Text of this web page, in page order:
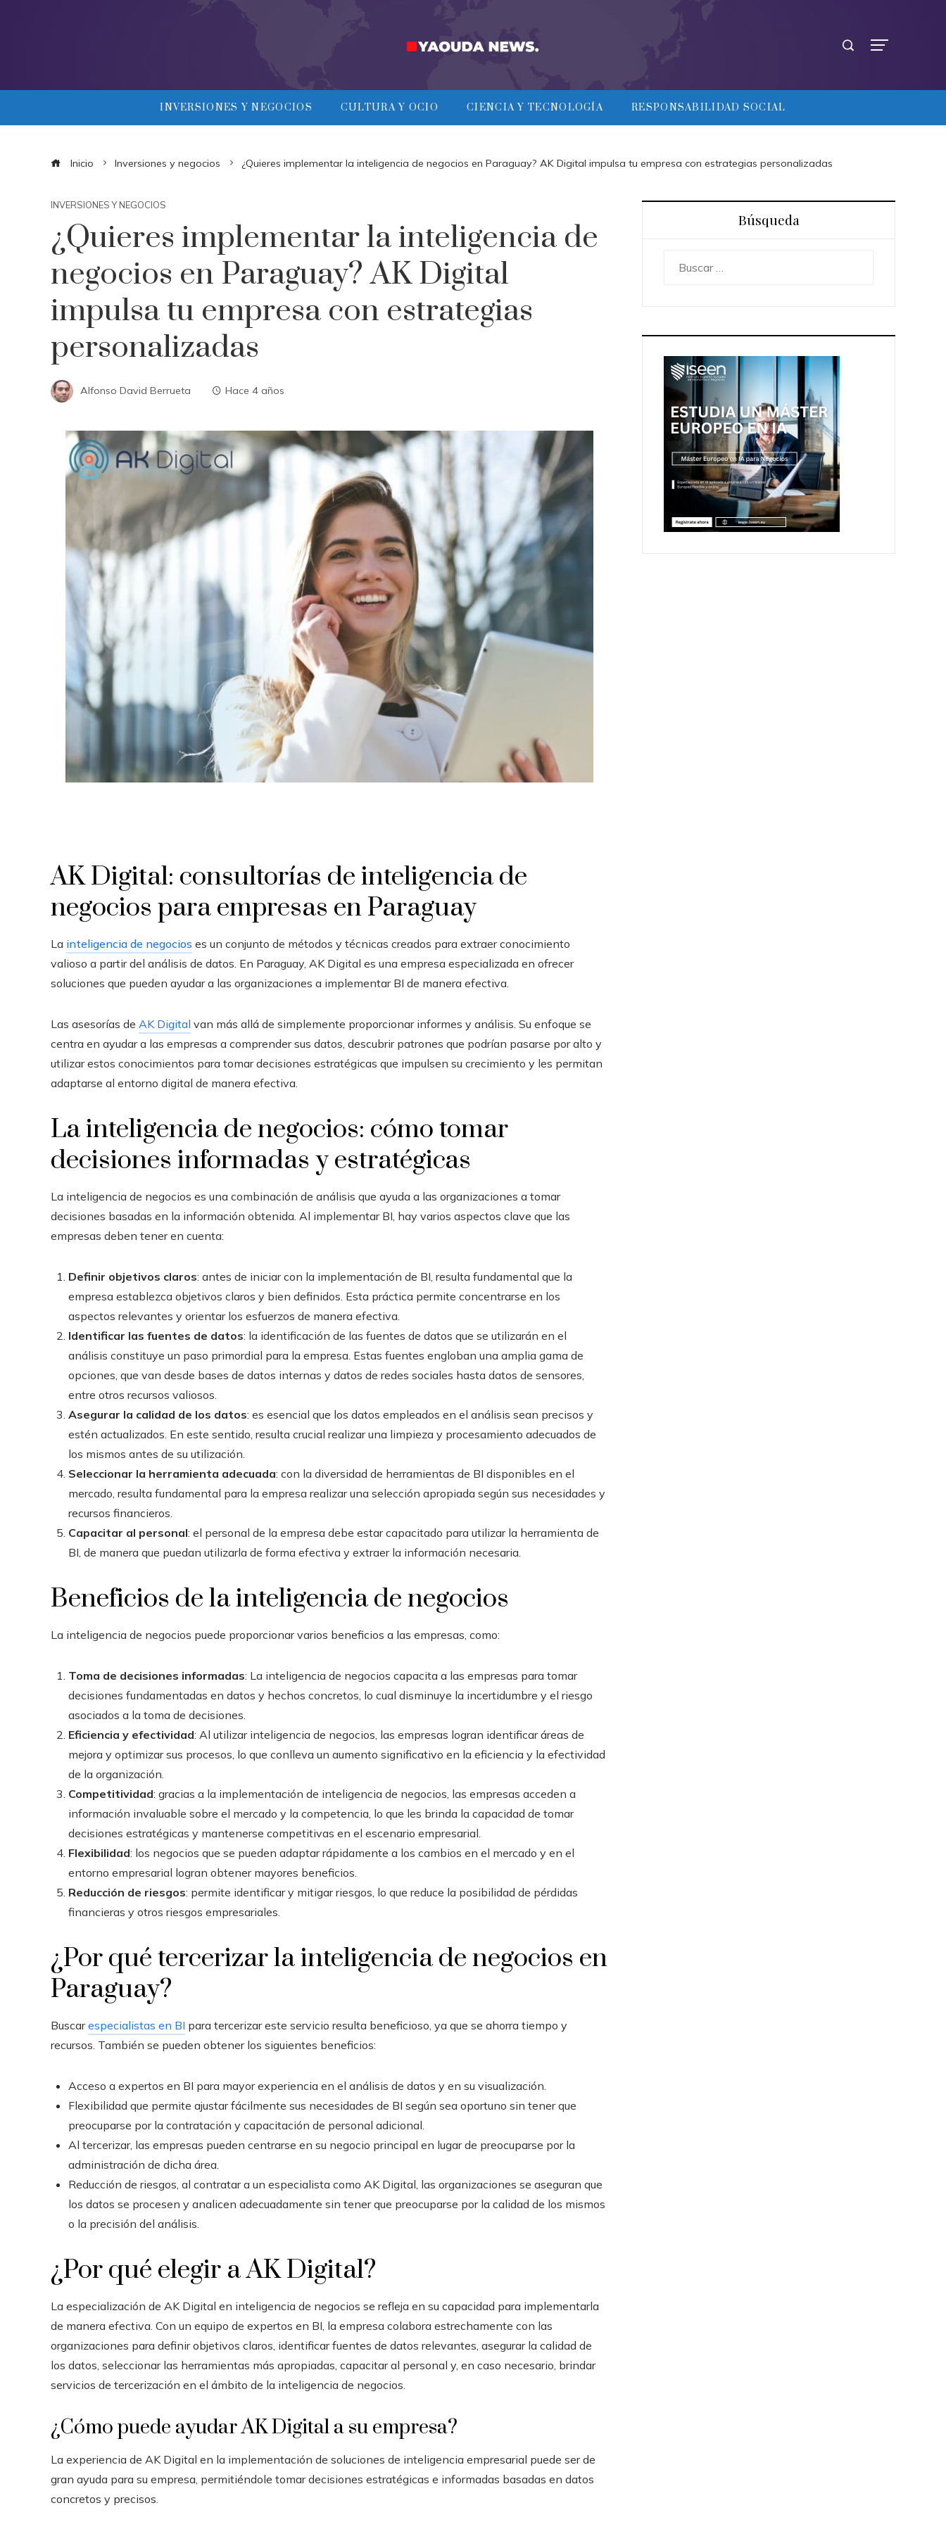
INVERSIONES Y NEGOCIOS CULTURA Y OCIO CIENCIA Y TECNOLOGÍA RESPONSABILIDAD SOCIAL
Inicio Inversiones y negocios ¿Quieres implementar la inteligencia de negocios en Paraguay? AK Digital impulsa tu empresa con estrategias personalizadas
INVERSIONES Y NEGOCIOS
¿Quieres implementar la inteligencia de
negocios en Paraguay? AK Digital
impulsa tu empresa con estrategias
personalizadas
Alfonso David Berrueta Hace 4 años
AK Digital: consultorías de inteligencia de
negocios para empresas en Paraguay
La inteligencia de negocios es un conjunto de métodos y técnicas creados para extraer conocimiento
valioso a partir del análisis de datos. En Paraguay, AK Digital es una empresa especializada en ofrecer
soluciones que pueden ayudar a las organizaciones a implementar BI de manera efectiva.
Las asesorías de AK Digital van más allá de simplemente proporcionar informes y análisis. Su enfoque se
centra en ayudar a las empresas a comprender sus datos, descubrir patrones que podrían pasarse por alto y
utilizar estos conocimientos para tomar decisiones estratégicas que impulsen su crecimiento y les permitan
adaptarse al entorno digital de manera efectiva.
La inteligencia de negocios: cómo tomar
decisiones informadas y estratégicas
La inteligencia de negocios es una combinación de análisis que ayuda a las organizaciones a tomar
decisiones basadas en la información obtenida. Al implementar BI, hay varios aspectos clave que las
empresas deben tener en cuenta:
Definir objetivos claros: antes de iniciar con la implementación de BI, resulta fundamental que la
empresa establezca objetivos claros y bien definidos. Esta práctica permite concentrarse en los
aspectos relevantes y orientar los esfuerzos de manera efectiva.
Identificar las fuentes de datos: la identificación de las fuentes de datos que se utilizarán en el
análisis constituye un paso primordial para la empresa. Estas fuentes engloban una amplia gama de
opciones, que van desde bases de datos internas y datos de redes sociales hasta datos de sensores,
entre otros recursos valiosos.
Asegurar la calidad de los datos: es esencial que los datos empleados en el análisis sean precisos y
estén actualizados. En este sentido, resulta crucial realizar una limpieza y procesamiento adecuados de
los mismos antes de su utilización.
Seleccionar la herramienta adecuada: con la diversidad de herramientas de BI disponibles en el
mercado, resulta fundamental para la empresa realizar una selección apropiada según sus necesidades y
recursos financieros.
Capacitar al personal: el personal de la empresa debe estar capacitado para utilizar la herramienta de
BI, de manera que puedan utilizarla de forma efectiva y extraer la información necesaria.
Beneficios de la inteligencia de negocios
La inteligencia de negocios puede proporcionar varios beneficios a las empresas, como:
Toma de decisiones informadas: La inteligencia de negocios capacita a las empresas para tomar
decisiones fundamentadas en datos y hechos concretos, lo cual disminuye la incertidumbre y el riesgo
asociados a la toma de decisiones.
Eficiencia y efectividad: Al utilizar inteligencia de negocios , las empresas logran identificar áreas de
mejora y optimizar sus procesos, lo que conlleva un aumento significativo en la eficiencia y la efectividad
de la organización.
Competitividad: gracias a la implementación de inteligencia de negocios , las empresas acceden a
información invaluable sobre el mercado y la competencia, lo que les brinda la capacidad de tomar
decisiones estratégicas y mantenerse competitivas en el escenario empresarial.
Flexibilidad: los negocios que se pueden adaptar rápidamente a los cambios en el mercado y en el
entorno empresarial logran obtener mayores beneficios.
Reducción de riesgos: permite identificar y mitigar riesgos, lo que reduce la posibilidad de pérdidas
financieras y otros riesgos empresariales.
¿Por qué tercerizar la inteligencia de negocios en
Paraguay?
Buscarespecialistas en BI para tercerizar este servicio resulta beneficioso, ya que se ahorra tiempo y
recursos. También se pueden obtener los siguientes beneficios:
Acceso a expertos en BI para mayor experiencia en el análisis de datos y en su visualización.
Flexibilidad que permite ajustar fácilmente sus necesidades de BI según sea oportuno sin tener que
preocuparse por la contratación y capacitación de personal adicional.
Al tercerizar, las empresas pueden centrarse en su negocio principal en lugar de preocuparse por la
administración de dicha área.
Reducción de riesgos, al contratar a un especialista como AK Digital, las organizaciones se aseguran que
los datos se procesen y analicen adecuadamente sin tener que preocuparse por la calidad de los mismos
o la precisión del análisis.
¿Por qué elegir a AK Digital?
La especialización de AK Digital en inteligencia de negocios se refleja en su capacidad para implementarla
de manera efectiva. Con un equipo de expertos en BI, la empresa colabora estrechamente con las
organizaciones para definir objetivos claros, identificar fuentes de datos relevantes, asegurar la calidad de
los datos, seleccionar las herramientas más apropiadas, capacitar al personal y, en caso necesario, brindar
servicios de tercerización en el ámbito de la inteligencia de negocios.
¿Cómo puede ayudar AK Digital a su empresa?
La experiencia de AK Digital en la implementación de soluciones de inteligencia empresarial puede ser de
gran ayuda para su empresa, permitiéndole tomar decisiones estratégicas e informadas basadas en datos
concretos y precisos.
Búsqueda